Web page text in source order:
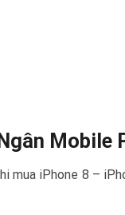
Mobile
iPhone 8 –